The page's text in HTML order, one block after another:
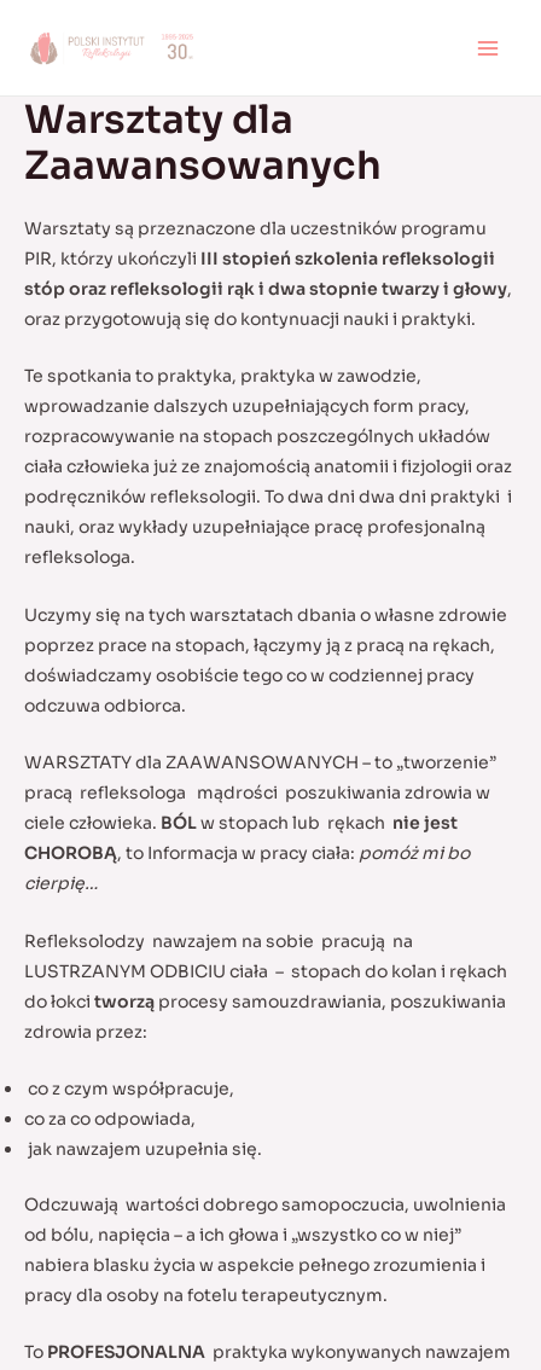
Warsztaty dla
Zaawansowanych
Warsztaty są przeznaczone dla uczestników programu
PIR, którzy ukończyli III stopień szkolenia refleksologii
stóp oraz refleksologii rąk i dwa stopnie twarzy i głowy,
oraz przygotowują się do kontynuacji nauki i praktyki.
Te spotkania to praktyka, praktyka w zawodzie,
wprowadzanie dalszych uzupełniających form pracy,
rozpracowywanie na stopach poszczególnych układów
ciała człowieka już ze znajomością anatomii i fizjologii oraz
podręczników refleksologii. To dwa dni dwa dni praktyki i
nauki, oraz wykłady uzupełniające pracę profesjonalną
refleksologa.
Uczymy się na tych warsztatach dbania o własne zdrowie
poprzez prace na stopach, łączymy ją z pracą na rękach,
doświadczamy osobiście tego co w codziennej pracy
odczuwa odbiorca.
WARSZTATY dla ZAAWANSOWANYCH – to „tworzenie”
pracą refleksologa mądrości poszukiwania zdrowia w
ciele człowieka. BÓLw stopach lub rękach nie jest
CHOROBĄ, to Informacja w pracy ciała: pomóż mi bo
cierpię…
Refleksolodzy nawzajem na sobie pracują na
LUSTRZANYM ODBICIU ciała – stopach do kolan i rękach
do łokci tworzą procesy samouzdrawiania, poszukiwania
zdrowia przez:
co z czym współpracuje,
co za co odpowiada,
jak nawzajem uzupełnia się.
Odczuwają wartości dobrego samopoczucia, uwolnienia
od bólu, napięcia – a ich głowa i „wszystko co w niej”
nabiera blasku życia w aspekcie pełnego zrozumienia i
pracy dla osoby na fotelu terapeutycznym.
To PROFESJONALNA praktyka wykonywanych nawzajem